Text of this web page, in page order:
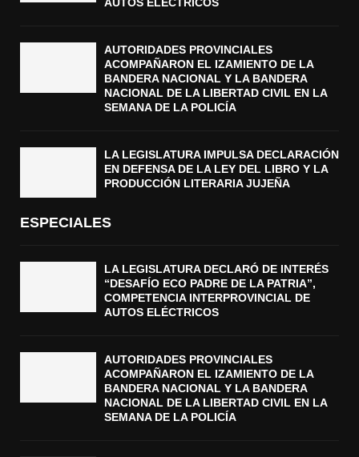
AUTORIDADES PROVINCIALES
ACOMPAÑARON EL IZAMIENTO DE LA
BANDERA NACIONAL Y LA BANDERA
NACIONAL DE LA LIBERTAD CIVIL EN LA
SEMANA DE LA POLICÍA
LA LEGISLATURA IMPULSA DECLARACIÓN
EN DEFENSA DE LA LEY DEL LIBRO Y LA
PRODUCCIÓN LITERARIA JUJEÑA
ESPECIALES
LA LEGISLATURA DECLARÓ DE INTERÉS
“DESAFÍO ECO PADRE DE LA PATRIA”,
COMPETENCIA INTERPROVINCIAL DE
AUTOS ELÉCTRICOS
AUTORIDADES PROVINCIALES
ACOMPAÑARON EL IZAMIENTO DE LA
BANDERA NACIONAL Y LA BANDERA
NACIONAL DE LA LIBERTAD CIVIL EN LA
SEMANA DE LA POLICÍA